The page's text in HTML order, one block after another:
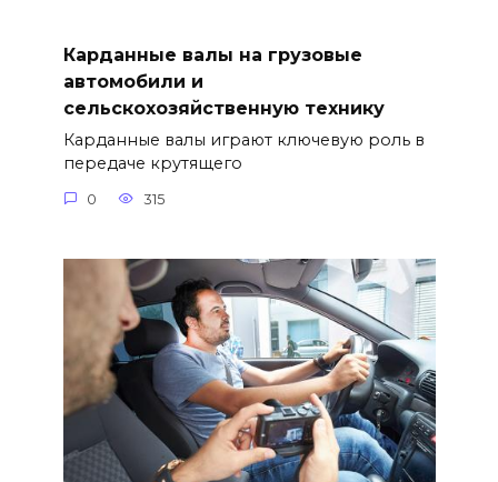
Карданные валы на грузовые
автомобили и
сельскохозяйственную технику
Карданные валы играют ключевую роль в
передаче крутящего
0 315